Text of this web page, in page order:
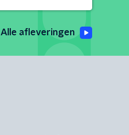
Alle afleveringen